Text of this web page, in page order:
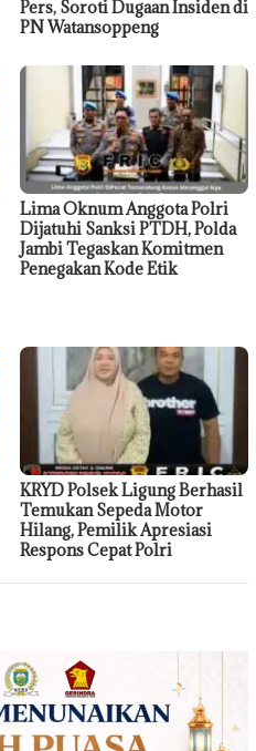
Pers, Soroti Dugaan Insiden di
PN Watansoppeng
Lima Oknum Anggota Polri
Dijatuhi Sanksi PTDH, Polda
Jambi Tegaskan Komitmen
Penegakan Kode Etik
KRYD Polsek Ligung Berhasil
Temukan Sepeda Motor
Hilang, Pemilik Apresiasi
Respons Cepat Polri